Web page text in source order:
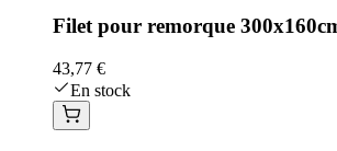
Filet pour remorque
43,77 €
En stock